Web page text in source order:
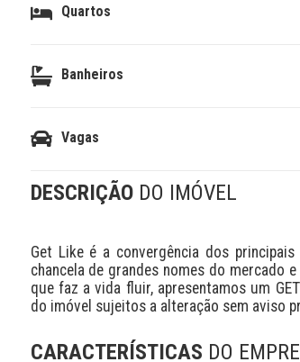
Quartos
Banheiros
Vagas
DESCRIÇÃO DO IMÓVEL
Get Like é a convergência dos
chancela de grandes nomes do mercado
que faz a vida fluir, apresentamos um
do imóvel sujeitos a alteração sem aviso
CARACTERÍSTICAS DO